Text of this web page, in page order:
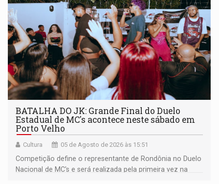
BATALHA DO JK: Grande Final do Duelo
Estadual de MC's acontece neste sábado em
Porto Velho
Cultura 05 de Agosto de 2026 às 15:51
Competição define o representante de Rondônia no Duelo
Nacional de MC's e será realizada pela primeira vez na